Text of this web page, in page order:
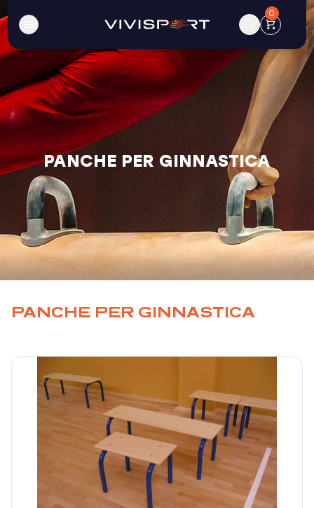
0
PANCHE PER GINNASTICA
PANCHE PER GINNASTICA